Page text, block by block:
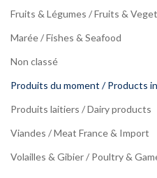
Fruits & Légumes / Fruits &
Marée / Fishes & Seafood
Non classé
Produits du moment / Products
Produits laitiers / Dairy products
Viandes / Meat France & Import
Volailles & Gibier / Poultry &